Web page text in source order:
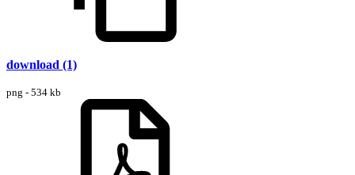
download (1)
png - 534 kb